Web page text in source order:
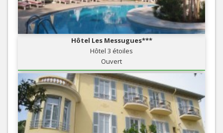
Hôtel Les Messugues***
Hôtel 3 étoiles
Ouvert